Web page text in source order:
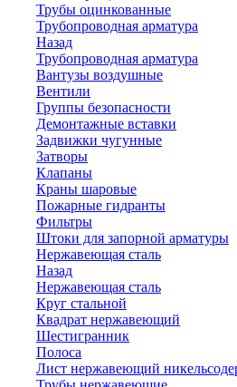
Трубы оцинкованные
Трубопроводная арматура
Назад
Трубопроводная арматура
Вантузы воздушные
Вентили
Группы безопасности
Демонтажные вставки
Задвижки чугунные
Затворы
Клапаны
Краны шаровые
Пожарные гидранты
Фильтры
Штоки для запорной арматуры
Нержавеющая сталь
Назад
Нержавеющая сталь
Круг стальной
Квадрат нержавеющий
Шестигранник
Полоса
Лист нержавеющий